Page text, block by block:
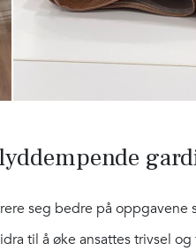
seg bedre på
til å øke ansattes trivsel